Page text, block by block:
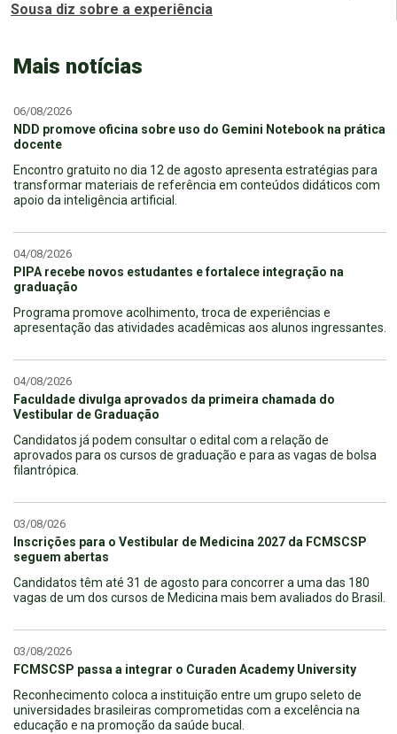
Sousa diz sobre a experiência
Mais notícias
06/08/2026
NDD promove oficina sobre uso do Gemini Notebook na prática
docente
Encontro gratuito no dia 12 de agosto apresenta estratégias para
transformar materiais de referência em conteúdos didáticos com
apoio da inteligência artificial.
04/08/2026
PIPA recebe novos estudantes e fortalece integração na
graduação
Programa promove acolhimento, troca de experiências e
apresentação das atividades acadêmicas aos alunos ingressantes.
04/08/2026
Faculdade divulga aprovados da primeira chamada do
Vestibular de Graduação
Candidatos já podem consultar o edital com a relação de
aprovados para os cursos de graduação e para as vagas de bolsa
filantrópica.
03/08/026
Inscrições para o Vestibular de Medicina 2027 da FCMSCSP
seguem abertas
Candidatos têm até 31 de agosto para concorrer a uma das 180
vagas de um dos cursos de Medicina mais bem avaliados do Brasil.
03/08/2026
FCMSCSP passa a integrar o Curaden Academy University
Reconhecimento coloca a instituição entre um grupo seleto de
universidades brasileiras comprometidas com a excelência na
educação e na promoção da saúde bucal.